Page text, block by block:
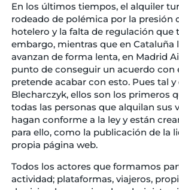
En los últimos tiempos, el alquiler
rodeado de polémica por la presión
hotelero y la falta de regulación que
embargo, mientras que en Cataluña
avanzan de forma lenta, en Madrid
punto de conseguir un acuerdo con
pretende acabar con esto. Pues tal
Blecharczyk, ellos son los primeros
todas las personas que alquilan sus
hagan conforme a la ley y están
para ello, como la publicación de la
propia página web.
Todos los actores que formamos
actividad; plataformas, viajeros,